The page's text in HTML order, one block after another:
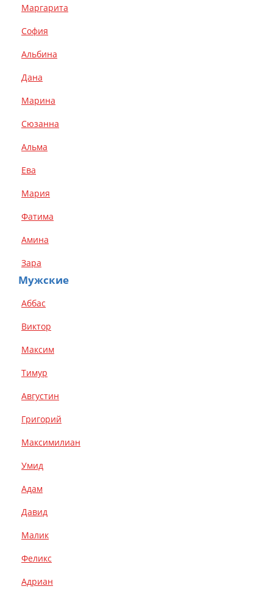
Маргарита
София
Альбина
Дана
Марина
Сюзанна
Альма
Ева
Мария
Фатима
Амина
Зара
Мужские
Аббас
Виктор
Максим
Тимур
Августин
Григорий
Максимилиан
Умид
Адам
Давид
Малик
Феликс
Адриан